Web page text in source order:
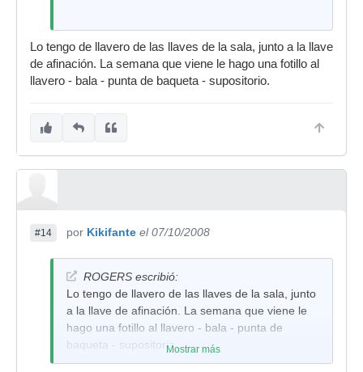
Lo tengo de llavero de las llaves de la sala, junto a la llave
de afinación. La semana que viene le hago una fotillo al
llavero - bala - punta de baqueta - supositorio.
#14 por Kikifante el 07/10/2008
ROGERS escribió:
Lo tengo de llavero de las llaves de la sala, junto
a la llave de afinación. La semana que viene le
hago una fotillo al llavero - bala - punta de
baqueta - supositorio.Mostrar más